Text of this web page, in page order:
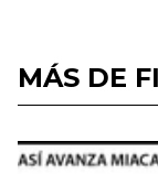
MÁS DE